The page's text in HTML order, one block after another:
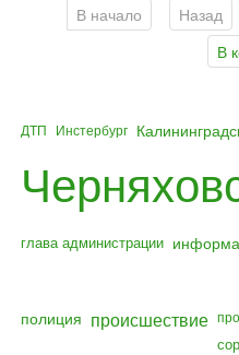
В начало Назад
В
ДТП Инстербург
глава администрации
полиция происшествие